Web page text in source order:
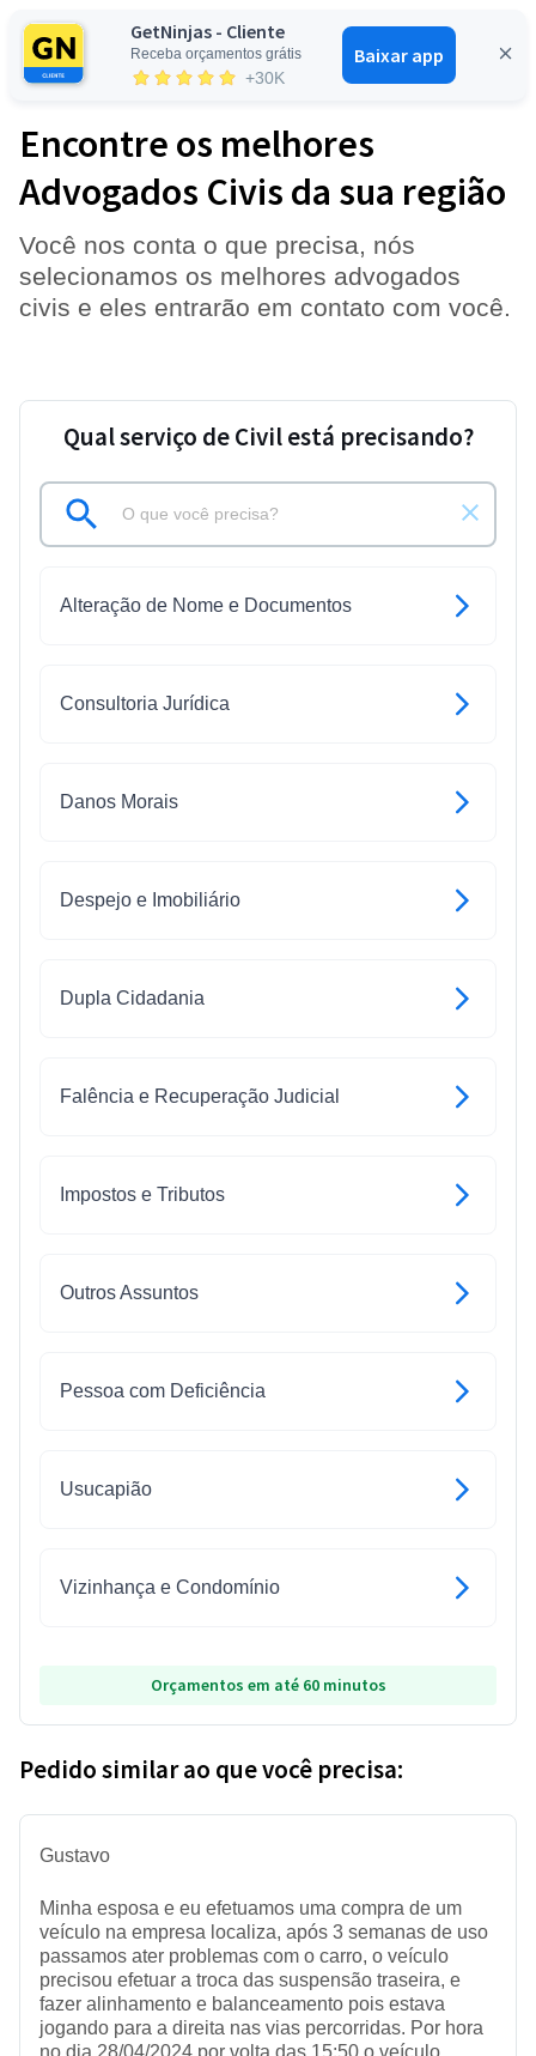
GetNinjas - Cliente
Receba orçamentos grátis
+30K
Baixar app
Entrar
Encontre os melhores
Advogados Civis da sua região
Você nos conta o que precisa, nós
selecionamos os melhores advogados
civis e eles entrarão em contato com você.
Qual serviço de Civil está precisando?
Alteração de Nome e Documentos
Consultoria Jurídica
Danos Morais
Despejo e Imobiliário
Dupla Cidadania
Falência e Recuperação Judicial
Impostos e Tributos
Outros Assuntos
Pessoa com Deficiência
Usucapião
Vizinhança e Condomínio
Orçamentos em até 60 minutos
Pedido similar ao que você precisa:
Gustavo
Minha esposa e eu efetuamos uma compra de um
veículo na empresa localiza, após 3 semanas de uso
passamos ater problemas com o carro, o veículo
precisou efetuar a troca das suspensão traseira, e
fazer alinhamento e balanceamento pois estava
jogando para a direita nas vias percorridas. Por hora
no dia 28/04/2024 por volta das 15:50 o veículo